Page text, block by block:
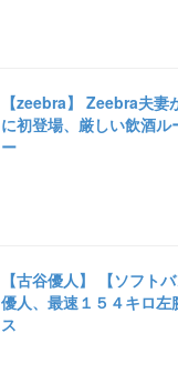
【zeebra】 Zeebra夫妻
に初登場、厳しい飲酒ル
ー
【古谷優人】 【ソフト
優人、最速１５４キロ
ス